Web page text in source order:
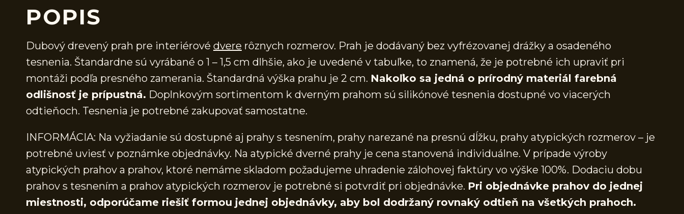
POPIS
Dubový drevený prah pre interiérové dvere rôznych rozmerov. Prah je dodávaný bez vyfrézovanej drážky a osadeného
tesnenia. Štandardne sú vyrábané o 1 – 1,5 cm dlhšie, ako je uvedené v tabuľke, to znamená, že je potrebné ich upraviť pri
montáži podľa presného zamerania. Štandardná výška prahu je 2 cm. Nakoľko sa jedná o prírodný materiál farebná
odlišnosť je prípustná. Doplnkovým sortimentom k dverným prahom sú silikónové tesnenia dostupné vo viacerých
odtieňoch. Tesnenia je potrebné zakupovať samostatne.
INFORMÁCIA: Na vyžiadanie sú dostupné aj prahy s tesnením, prahy narezané na presnú dĺžku, prahy atypických rozmerov – je
potrebné uviesť v poznámke objednávky. Na atypické dverné prahy je cena stanovená individuálne. V prípade výroby
atypických prahov a prahov, ktoré nemáme skladom požadujeme uhradenie zálohovej faktúry vo výške 100%. Dodaciu dobu
prahov s tesnením a prahov atypických rozmerov je potrebné si potvrdiť pri objednávke. Pri objednávke prahov do jednej
miestnosti, odporúčame riešiť formou jednej objednávky, aby bol dodržaný rovnaký odtieň na všetkých prahoch.